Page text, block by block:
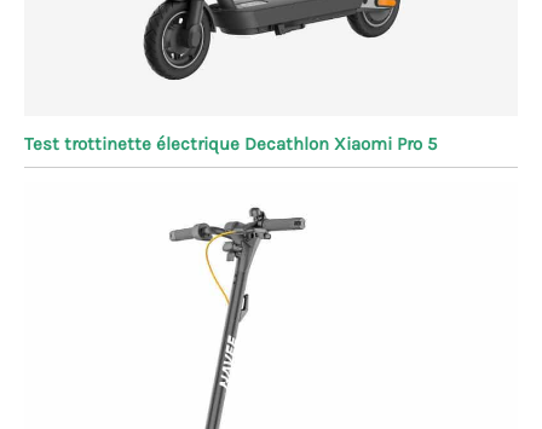
Test trottinette électrique Decathlon Xiaomi Pro 5